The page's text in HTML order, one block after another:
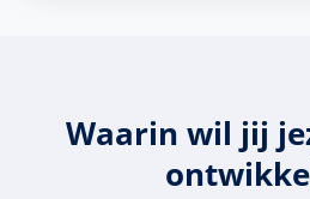
Waarin wil jij